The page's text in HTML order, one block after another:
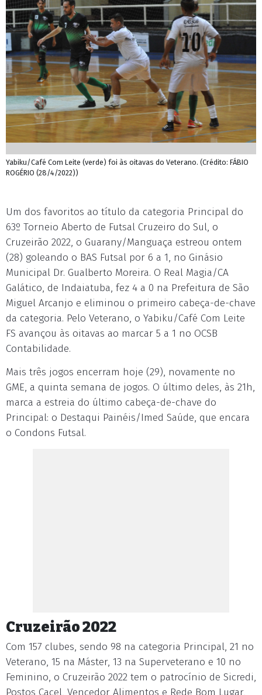
Yabiku/Café Com Leite (verde) foi às oitavas do Veterano. (Crédito: FÁBIO
ROGÉRIO (28/4/2022))
Um dos favoritos ao título da categoria Principal do
63º Torneio Aberto de Futsal Cruzeiro do Sul, o
Cruzeirão 2022, o Guarany/Manguaça estreou ontem
(28) goleando o BAS Futsal por 6 a 1, no Ginásio
Municipal Dr. Gualberto Moreira. O Real Magia/CA
Galático, de Indaiatuba, fez 4 a 0 na Prefeitura de São
Miguel Arcanjo e eliminou o primeiro cabeça-de-chave
da categoria. Pelo Veterano, o Yabiku/Café Com Leite
FS avançou às oitavas ao marcar 5 a 1 no OCSB
Contabilidade.
Mais três jogos encerram hoje (29), novamente no
GME, a quinta semana de jogos. O último deles, às 21h,
marca a estreia do último cabeça-de-chave do
Principal: o Destaqui Painéis/Imed Saúde, que encara
o Condons Futsal.
Cruzeirão 2022
Com 157 clubes, sendo 98 na categoria Principal, 21 no
Veterano, 15 na Máster, 13 na Superveterano e 10 no
Feminino, o Cruzeirão 2022 tem o patrocínio de Sicredi,
Postos Cacel, Vencedor Alimentos e Rede Bom Lugar,